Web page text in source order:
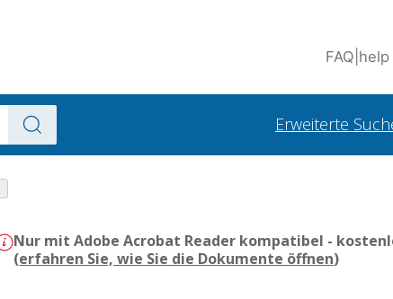
FAQ help
Erweiterte
Nur mit Adobe Acrobat Reader kompatibel -
(erfahren Sie, wie Sie die Dokumente öffnen)